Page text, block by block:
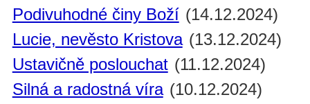
Podivuhodné činy Boží (14.12.2024)
Lucie, nevěsto Kristova (13.12.2024)
Ustavičně poslouchat (11.12.2024)
Silná a radostná víra (10.12.2024)